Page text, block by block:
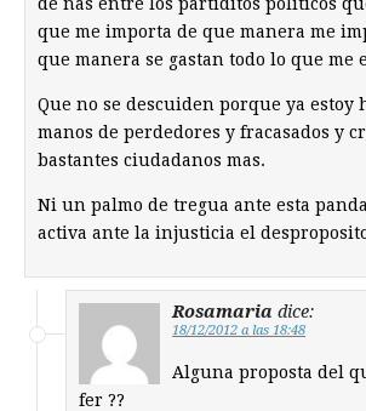
que me importa de que manera me
que manera se gastan todo lo que me
Que no se descuiden porque ya estoy
manos de perdedores y fracasados y
bastantes ciudadanos mas.
Ni un palmo de tregua ante esta
activa ante la injusticia el
Rosamaria dice:
18/12/2012 a las 18:48
Alguna proposta del
fer ??